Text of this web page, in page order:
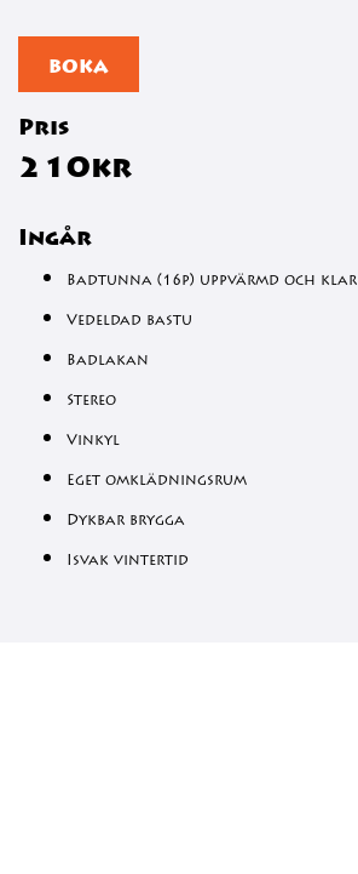
BOKA
Pris
210kr
Ingår
Badtunna (16p) uppvärmd och klar
Vedeldad bastu
Badlakan
Stereo
Vinkyl
Eget omklädningsrum
Dykbar brygga
Isvak vintertid